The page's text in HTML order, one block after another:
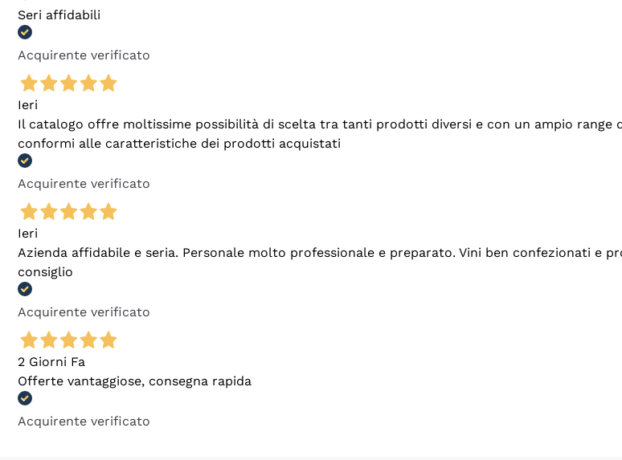
Seri affidabili
Acquirente verificato
Ieri
Il catalogo offre moltissime possibilità di scelta tra tanti prodotti diversi e con un ampio range
conformi alle caratteristiche dei prodotti acquistati
Acquirente verificato
Ieri
Azienda affidabile e seria. Personale molto professionale e preparato. Vini ben confezionati e
consiglio
Acquirente verificato
2 Giorni Fa
Offerte vantaggiose, consegna rapida
Acquirente verificato